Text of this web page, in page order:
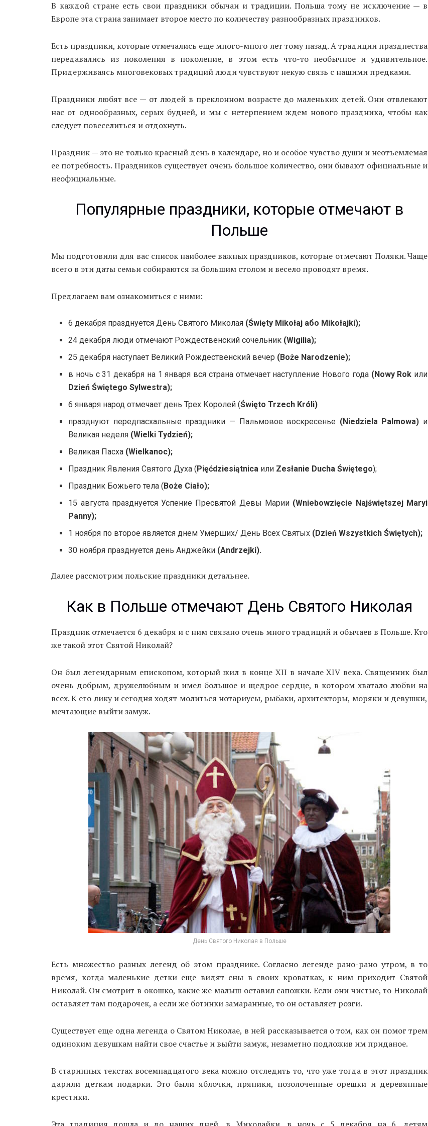
В каждой стране есть свои праздники обычаи и традиции. Польша тому не исключение — в
Европе эта страна занимает второе место по количеству разнообразных праздников.
Есть праздники, которые отмечались еще много-много лет тому назад. А традиции празднества
передавались из поколения в поколение, в этом есть что-то необычное и удивительное.
Придерживаясь многовековых традиций люди чувствуют некую связь с нашими предками.
Праздники любят все — от людей в преклонном возрасте до маленьких детей. Они отвлекают
нас от однообразных, серых будней, и мы с нетерпением ждем нового праздника, чтобы как
следует повеселиться и отдохнуть.
Праздник — это не только красный день в календаре, но и особое чувство души и неотъемлемая
ее потребность. Праздников существует очень большое количество, они бывают официальные и
неофициальные.
Популярные праздники, которые отмечают в
Польше
Мы подготовили для вас список наиболее важных праздников, которые отмечают Поляки. Чаще
всего в эти даты семьи собираются за большим столом и весело проводят время.
Предлагаем вам ознакомиться с ними:
6 декабря празднуется День Святого Миколая (Święty Mikołaj або Mikołajki);
24 декабря люди отмечают Рождественский сочельник (Wigilia);
25 декабря наступает Великий Рождественский вечер (Boże Narodzenie);
в ночь с 31 декабря на 1 января вся страна отмечает наступление Нового года (Nowy Rok или
Dzień Świętego Sylwestra);
6 января народ отмечает день Трех Королей (Święto Trzech Króli)
празднуют передпасхальные праздники — Пальмовое воскресенье (Niedziela Palmowa) и
Великая неделя (Wielki Tydzień);
Великая Пасха (Wiеlkanoc);
Праздник Явления Святого Духа (Pięćdziesiątnica или Zesłanie Ducha Świętego);
Праздник Божьего тела (Boże Ciało);
15 августа празднуется Успение Пресвятой Девы Марии (Wniebowzięcie Najświętszej Maryi
Panny);
1 ноября по второе является днем Умерших/ День Всех Святых (Dzień Wszystkich Świętych);
30 ноября празднуется день Анджейки (Andrzejki).
Далее рассмотрим польские праздники детальнее.
Как в Польше отмечают День Святого Николая
Праздник отмечается 6 декабря и с ним связано очень много традиций и обычаев в Польше. Кто
же такой этот Святой Николай?
Он был легендарным епископом, который жил в конце XII в начале XIV века. Священник был
очень добрым, дружелюбным и имел большое и щедрое сердце, в котором хватало любви на
всех. К его лику и сегодня ходят молиться нотариусы, рыбаки, архитекторы, моряки и девушки,
мечтающие выйти замуж.
День Святого Николая в Польше
Есть множество разных легенд об этом празднике. Согласно легенде рано-рано утром, в то
время, когда маленькие детки еще видят сны в своих кроватках, к ним приходит Святой
Николай. Он смотрит в окошко, какие же малыш оставил сапожки. Если они чистые, то Николай
оставляет там подарочек, а если же ботинки замаранные, то он оставляет розги.
Существует еще одна легенда о Святом Николае, в ней рассказывается о том, как он помог трем
одиноким девушкам найти свое счастье и выйти замуж, незаметно подложив им приданое.
В старинных текстах восемнадцатого века можно отследить то, что уже тогда в этот праздник
дарили деткам подарки. Это были яблочки, пряники, позолоченные орешки и деревянные
крестики.